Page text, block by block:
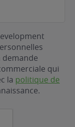
demande
qui
la politique de